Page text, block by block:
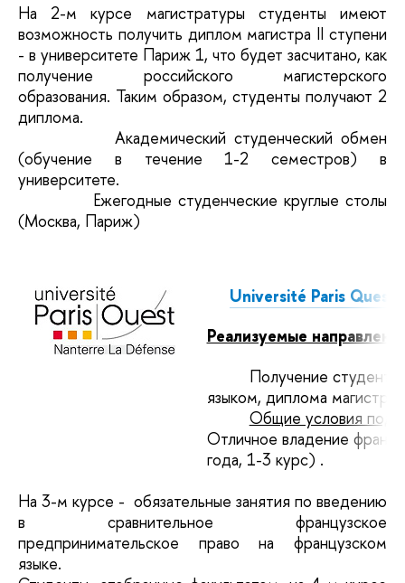
На 2-м курсе магистратуры студенты имеют
возможность получить диплом магистра II ступени
- в университете Париж 1, что будет засчитано, как
получение российского магистерского
образования. Таким образом, студенты получают 2
диплома.
Академический студенческий обмен
(обучение в течение 1-2 семестров) в
университете.
Ежегодные студенческие круглые столы
(Москва, Париж)
Université Paris Quest
Реализуемые
Получение
языком, диплома магистра
Общие условия
Отличное владение
года, 1-3 курс) .
На 3-м курсе - обязательные занятия по введению
в сравнительное французское
предпринимательское право на французском
языке.